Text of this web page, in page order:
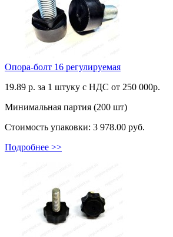
Опора-болт 16 регулируемая
19.89 р. за 1 штуку c НДС от 250 000р.
Минимальная партия (200 шт)
Стоимость упаковки: 3 978.00 руб.
Подробнее >>